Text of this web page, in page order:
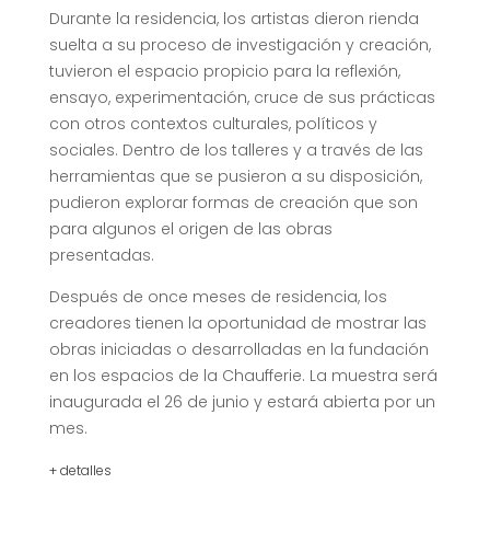
Durante la residencia, los artistas dieron rienda
suelta a su proceso de investigación y creación,
tuvieron el espacio propicio para la reflexión,
ensayo, experimentación, cruce de sus prácticas
con otros contextos culturales, políticos y
sociales. Dentro de los talleres y a través de las
herramientas que se pusieron a su disposición,
pudieron explorar formas de creación que son
para algunos el origen de las obras
presentadas.
Después de once meses de residencia, los
creadores tienen la oportunidad de mostrar las
obras iniciadas o desarrolladas en la fundación
en los espacios de la Chaufferie. La muestra será
inaugurada el 26 de junio y estará abierta por un
mes.
+ detalles